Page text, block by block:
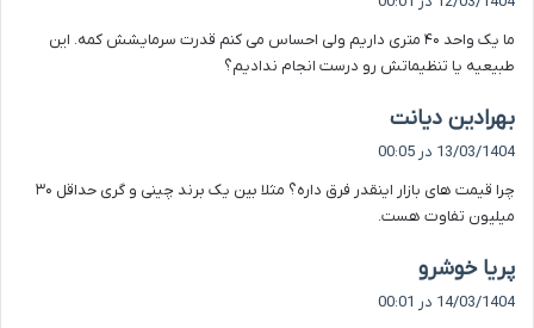
:
ما یک واحد ۴۰ متری داریم ولی احساس می کنم قدرت سرمایشش کمه. این
طبیعیه یا تنظیماتش رو درست انجام ندادیم؟
بهرادین دیانت
ف
:
13/03/1404 در 00:05
چرا قیمت های بازار اینقدر فرق داره؟ مثلا بین یک برند چینی و گری حداقل ۳۰
میلیون تفاوت هست.
پریا خوشرو
ف
14/03/1404 در 00:01